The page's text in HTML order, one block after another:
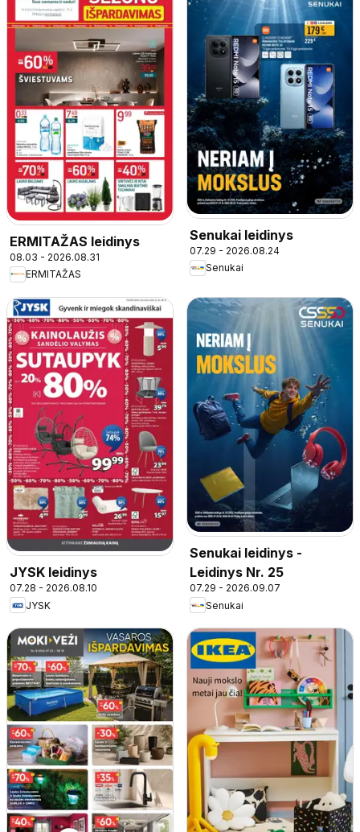
ERMITAŽAS leidinys
08.03 - 2026.08.31
ERMITAŽAS
Senukai leidinys
07.29 - 2026.08.24
Senukai
JYSK leidinys
07.28 - 2026.08.10
JYSK
Senukai leidinys -
Leidinys Nr. 25
07.29 - 2026.09.07
Senukai